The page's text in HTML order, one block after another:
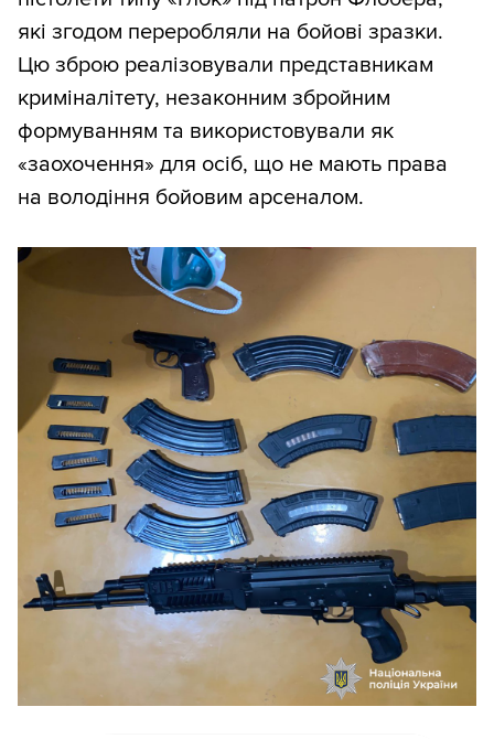
які згодом переробляли на бойові зразки.
Цю зброю реалізовували представникам
криміналітету, незаконним збройним
формуванням та використовували як
«заохочення» для осіб, що не мають права
на володіння бойовим арсеналом.